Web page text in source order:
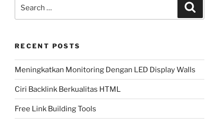
RECENT POSTS
Meningkatkan Monitoring Dengan LED Display Walls
Ciri Backlink Berkualitas HTML
Free Link Building Tools